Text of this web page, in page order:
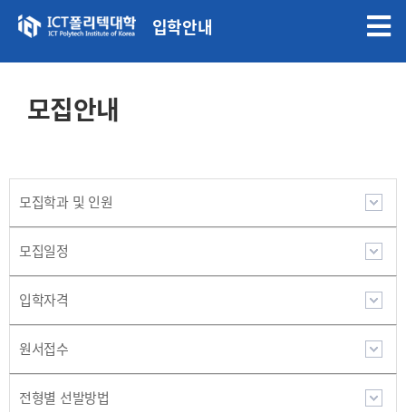
입학안내
모집안내
모집학과 및 인원
모집일정
입학자격
원서접수
전형별 선발방법